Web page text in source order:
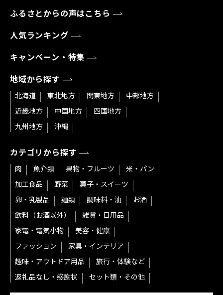
ふるさとからの声はこちら
人気ランキング
キャンペーン・特集
地域から探す
北海道 東北地方 関東地方
中部地方
近畿地方
中国地方
四国地方
九州地方
沖縄
カテゴリから探す
肉 魚介類 果物・フルーツ
米・パン
加工食品
野菜
菓子・スイーツ
卵・乳製品
麺類 調味料・油
お酒
飲料（お酒以外）
雑貨・日用品
家電・電気小物
美容・健康
ファッション
家具・インテリア
趣味・アウトドア用品
旅行・体験など
返礼品なし・感謝状
セット類・その他